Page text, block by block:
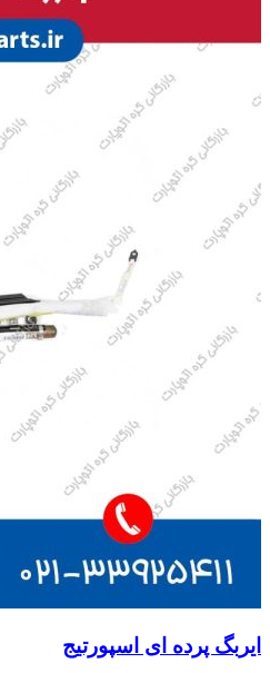
ایربگ پرده ای اسپورتیج